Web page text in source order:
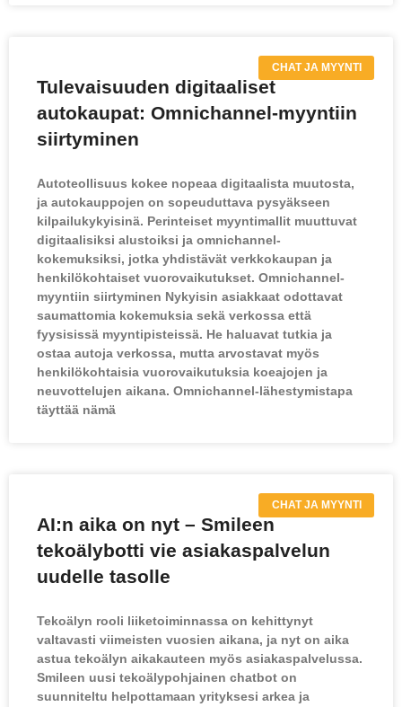
CHAT JA MYYNTI
Tulevaisuuden digitaaliset
autokaupat: Omnichannel-myyntiin
siirtyminen
Autoteollisuus kokee nopeaa digitaalista muutosta,
ja autokauppojen on sopeuduttava pysyäkseen
kilpailukykyisinä. Perinteiset myyntimallit muuttuvat
digitaalisiksi alustoiksi ja omnichannel-
kokemuksiksi, jotka yhdistävät verkkokaupan ja
henkilökohtaiset vuorovaikutukset. Omnichannel-
myyntiin siirtyminen Nykyisin asiakkaat odottavat
saumattomia kokemuksia sekä verkossa että
fyysisissä myyntipisteissä. He haluavat tutkia ja
ostaa autoja verkossa, mutta arvostavat myös
henkilökohtaisia vuorovaikutuksia koeajojen ja
neuvottelujen aikana. Omnichannel-lähestymistapa
täyttää nämä
CHAT JA MYYNTI
AI:n aika on nyt – Smileen
tekoälybotti vie asiakaspalvelun
uudelle tasolle
Tekoälyn rooli liiketoiminnassa on kehittynyt
valtavasti viimeisten vuosien aikana, ja nyt on aika
astua tekoälyn aikakauteen myös asiakaspalvelussa.
Smileen uusi tekoälypohjainen chatbot on
suunniteltu helpottamaan yrityksesi arkea ja